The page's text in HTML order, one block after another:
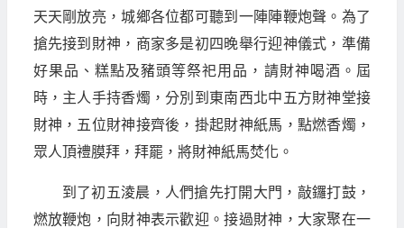
天天剛放亮，城鄉各位都可聽到一陣陣鞭炮聲。為了
搶先接到財神，商家多是初四晚舉行迎神儀式，準備
好果品、糕點及豬頭等祭祀用品，請財神喝酒。屆
時，主人手持香燭，分別到東南西北中五方財神堂接
財神，五位財神接齊後，掛起財神紙馬，點燃香燭，
眾人頂禮膜拜，拜罷，將財神紙馬焚化。
到了初五淩晨，人們搶先打開大門，敲鑼打鼓，
燃放鞭炮，向財神表示歡迎。接過財神，大家聚在一